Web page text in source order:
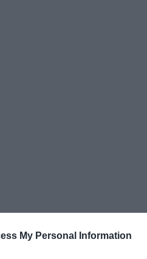
My Personal Information